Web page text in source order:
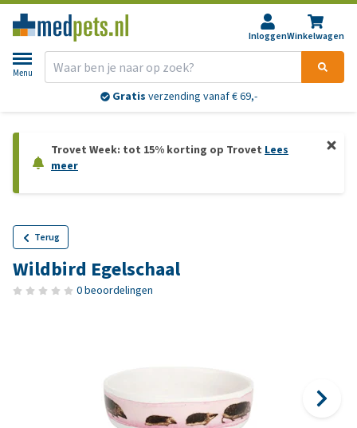
InloggenWinkelwagen
Menu
Gratis verzending vanaf € 69,-
Trovet Week: tot 15% korting op Trovet Lees
meer
Terug
Wildbird Egelschaal
0 beoordelingen